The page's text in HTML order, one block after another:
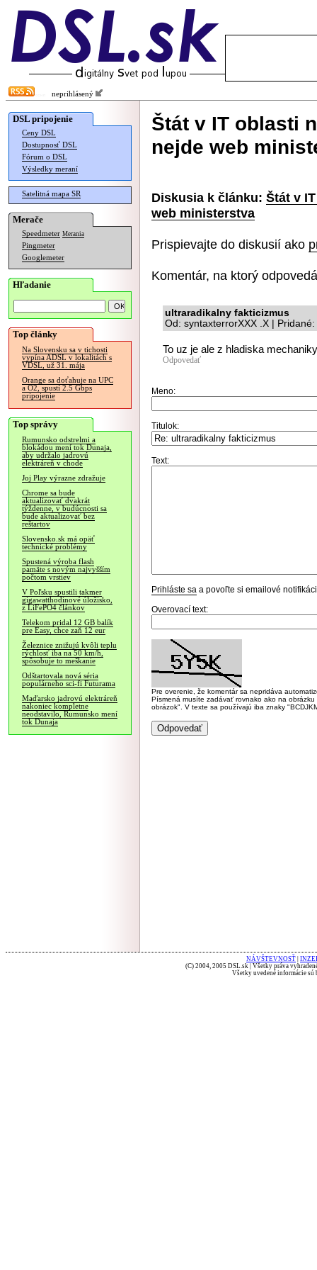
neprihlásený
DSL pripojenie
Ceny DSL
Dostupnosť DSL
Fórum o DSL
Výsledky meraní
Satelitná mapa SR
Merače
Speedmeter Merania
Pingmeter
Googlemeter
Hľadanie
Top články
Na Slovensku sa v tichosti
vypína ADSL v lokalitách s
VDSL, už 31. mája
Orange sa doťahuje na UPC
a O2, spustí 2.5 Gbps
pripojenie
Top správy
Rumunsko odstrelmi a
blokádou mení tok Dunaja,
aby udržalo jadrovú
elektráreň v chode
Joj Play výrazne zdražuje
Chrome sa bude
aktualizovať dvakrát
týždenne, v budúcnosti sa
bude aktualizovať bez
reštartov
Slovensko.sk má opäť
technické problémy
Spustená výroba flash
pamäte s novým najvyšším
počtom vrstiev
V Poľsku spustili takmer
gigawatthodinové úložisko,
z LiFePO4 článkov
Telekom pridal 12 GB balík
pre Easy, chce zaň 12 eur
Železnice znižujú kvôli teplu
rýchlosť iba na 50 km/h,
spôsobuje to meškanie
Odštartovala nová séria
populárneho sci-fi Futurama
Maďarsko jadrovú elektráreň
nakoniec kompletne
neodstavilo, Rumunsko mení
tok Dunaja
Štát v IT oblasti
nejde web
Diskusia k článku: Štát v
web ministerstva
Prispievajte do diskusií ako
Komentár, na ktorý
ultraradikalny fakticizmus
Od: syntaxterrorXXX .X |
To uz je ale z hladiska
Odpovedať
Meno:
Titulok:
Text:
Prihláste sa a povoľte si emailové
Overovací text:
Pre overenie, že komentár sa nepridáva
Písmená musíte zadávať rovnako ako na
obrázok". V texte sa používajú iba znaky
NÁVŠTEVNOSŤ
(C) 2004, 2005 DSL.sk | Všetky práva
Všetky uvedené informácie sú